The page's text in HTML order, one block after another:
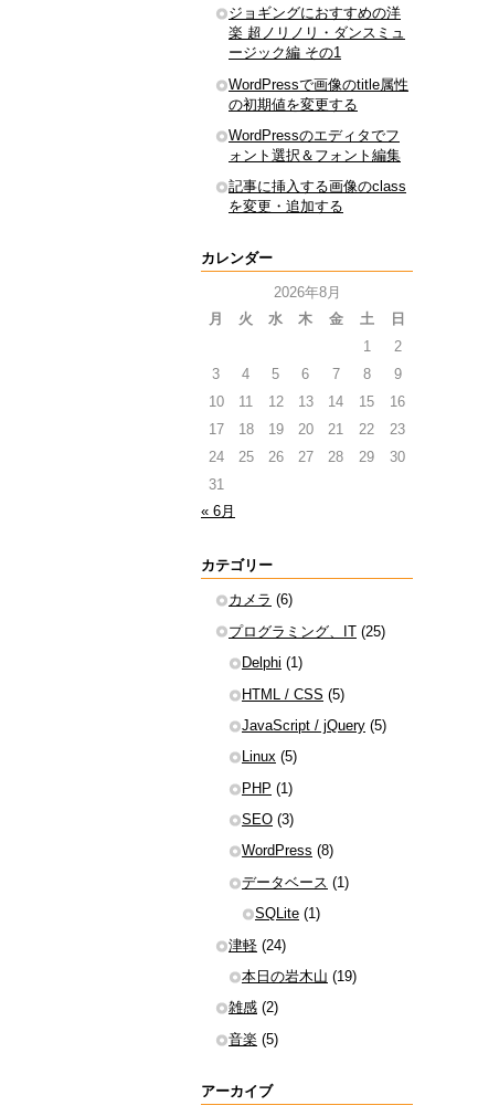
ジョギングにおすすめの洋
楽 超ノリノリ・ダンスミュ
ージック編 その1
WordPressで画像のtitle属性
の初期値を変更する
WordPressのエディタでフ
ォント選択＆フォント編集
記事に挿入する画像のclass
を変更・追加する
カレンダー
2026年8月
月
火 水 木 金 土
日
1
2
3
4 5 6 7 8
9
10
11 12 13 14 15
16
17
18 19 20 21 22
23
24
25 26 27 28 29
30
31
« 6月
カテゴリー
カメラ (6)
プログラミング、IT (25)
Delphi (1)
HTML / CSS (5)
JavaScript / jQuery (5)
Linux (5)
PHP (1)
SEO (3)
WordPress (8)
データベース (1)
SQLite (1)
津軽 (24)
本日の岩木山 (19)
雑感 (2)
音楽 (5)
アーカイブ